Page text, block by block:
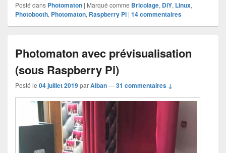
Posté dans Photomaton | Marqué comme Bricolage, DiY, Linux,
Photobooth, Photomaton, Raspberry Pi | 14commentaires
Photomaton avec prévisualisation
(sous Raspberry Pi)
Posté le 04 juillet 2019parAlban—31 commentaires ↓